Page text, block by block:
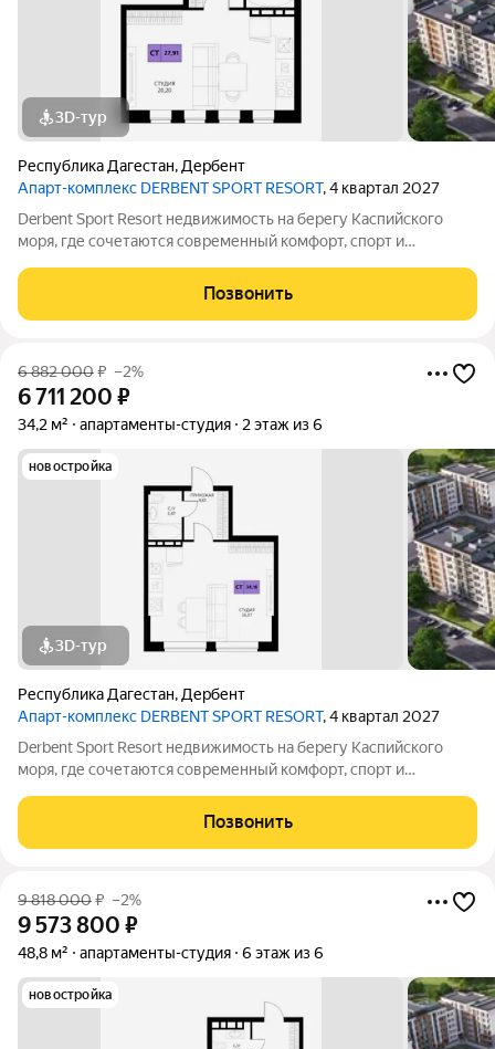
3D-тур
Республика Дагестан, Дербент
Апарт-комплекс DERBENT SPORT RESORT, 4 квартал 2027
Derbent Sport Resort недвижимость на берегу Каспийского
моря, где сочетаются современный комфорт, спорт и
учитывают все потребности современных
Позвонить
6 882 000₽ –2%
6 711 200 ₽
34,2 м² апартаменты-студия 2 этаж из 6
новостройка
3D-тур
Республика Дагестан, Дербент
Апарт-комплекс DERBENT SPORT RESORT, 4 квартал 2027
Derbent Sport Resort недвижимость на берегу Каспийского
моря, где сочетаются современный комфорт, спорт и
учитывают все потребности современных
Позвонить
9 818 000₽ –2%
9 573 800 ₽
48,8 м² апартаменты-студия 6 этаж из 6
новостройка